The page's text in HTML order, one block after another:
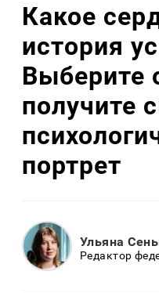
Какое
история
Выберите
получите
портрет
Ульяна
Редактор